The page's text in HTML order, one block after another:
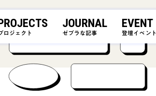
ロジェクト
JOURNAL
ゼブラな記事
EVENT
登壇イベント